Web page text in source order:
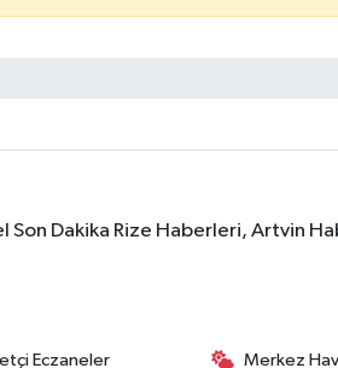
Son Dakika Rize Haberleri, Artvin
Eczaneler Merkez